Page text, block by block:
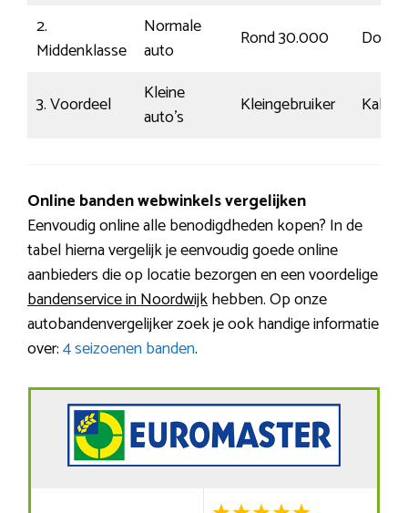
2.
Middenklasse
Normale
auto
Rond 30.000
3. Voordeel
Kleine
auto’s
Kleingebruiker Kalm
Online banden webwinkels vergelijken
Eenvoudig online alle benodigdheden kopen? In de
tabel hierna vergelijk je eenvoudig goede online
aanbieders die op locatie bezorgen en een voordelige
bandenservice in Noordwijkhebben. Op onze
autobandenvergelijker zoek je ook handige informatie
over:4 seizoenen banden.